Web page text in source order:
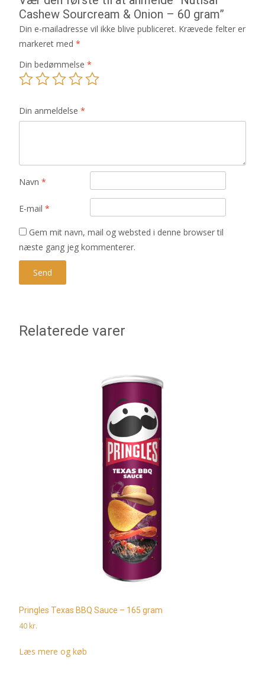
Cashew Sourcream & Onion – 60 gram”
Din e-mailadresse vil ikke blive publiceret. Krævede felter er
markeret med *
Din bedømmelse *
Din anmeldelse *
Navn *
E-mail *
Gem mit navn, mail og websted i denne browser til
næste gang jeg kommenterer.
Relaterede varer
Pringles Texas BBQ Sauce – 165 gram
40 kr.
Læs mere og køb